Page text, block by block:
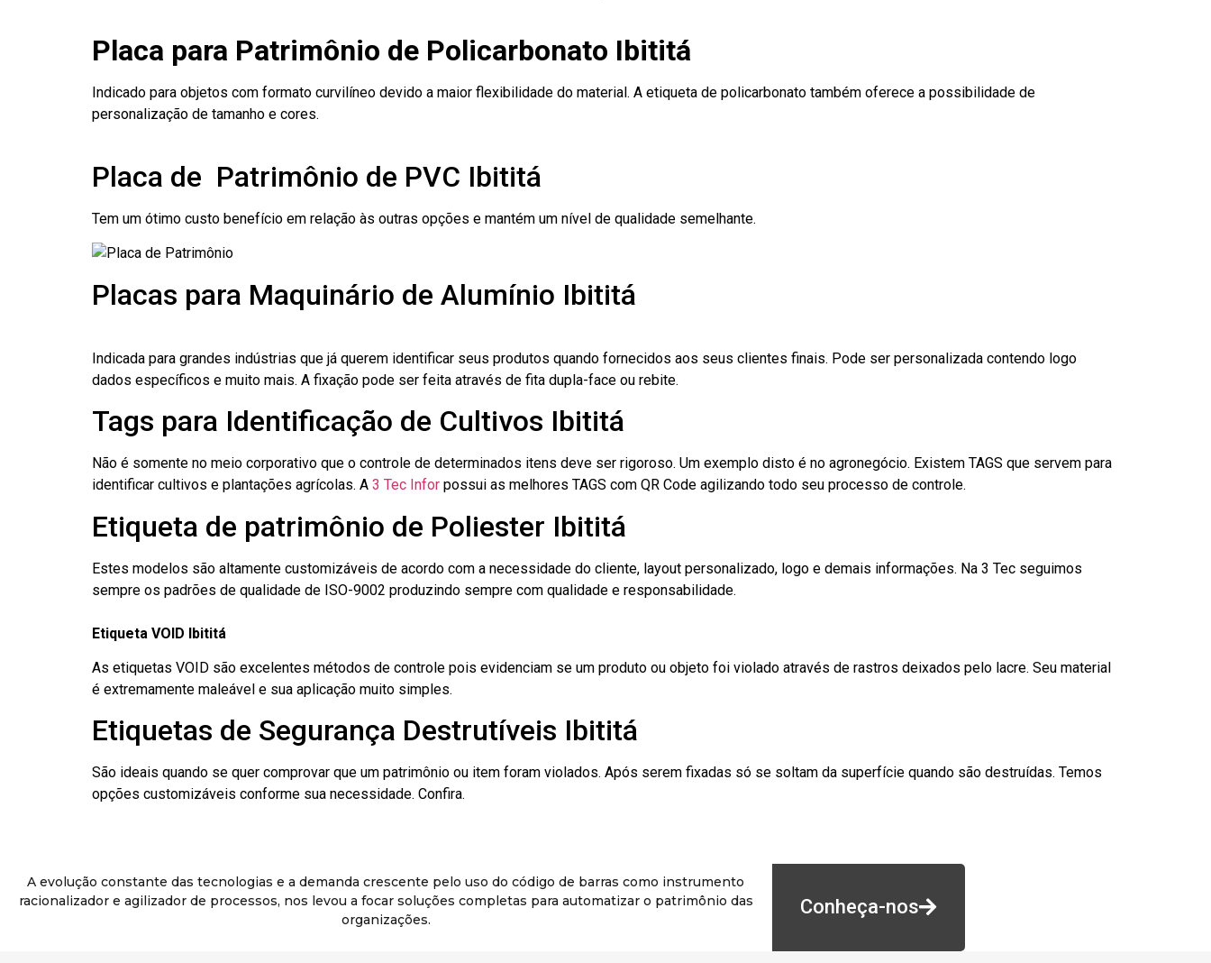
Placa para Patrimônio de Policarbonato Ibititá
Indicado para objetos com formato curvilíneo devido a maior flexibilidade do material. A etiqueta de policarbonato também oferece a possibilidade de
personalização de tamanho e cores.
Placa de Patrimônio de PVC Ibititá
Tem um ótimo custo benefício em relação às outras opções e mantém um nível de qualidade semelhante.
Placas para Maquinário de Alumínio Ibititá
Indicada para grandes indústrias que já querem identificar seus produtos quando fornecidos aos seus clientes finais. Pode ser personalizada contendo logo
dados específicos e muito mais. A fixação pode ser feita através de fita dupla-face ou rebite.
Tags para Identificação de Cultivos Ibititá
Não é somente no meio corporativo que o controle de determinados itens deve ser rigoroso. Um exemplo disto é no agronegócio. Existem TAGS que servem para
identificar cultivos e plantações agrícolas. A 3 Tec Infor possui as melhores TAGS com QR Code agilizando todo seu processo de controle.
Etiqueta de patrimônio de Poliester Ibititá
Estes modelos são altamente customizáveis de acordo com a necessidade do cliente, layout personalizado, logo e demais informações. Na 3 Tec seguimos
sempre os padrões de qualidade de ISO-9002 produzindo sempre com qualidade e responsabilidade.
Etiqueta VOID Ibititá
As etiquetas VOID são excelentes métodos de controle pois evidenciam se um produto ou objeto foi violado através de rastros deixados pelo lacre. Seu material
é extremamente maleável e sua aplicação muito simples.
Etiquetas de Segurança Destrutíveis Ibititá
São ideais quando se quer comprovar que um patrimônio ou item foram violados. Após serem fixadas só se soltam da superfície quando são destruídas. Temos
opções customizáveis conforme sua necessidade. Confira.
A evolução constante das tecnologias e a demanda crescente pelo uso do código de barras como instrumento
racionalizador e agilizador de processos, nos levou a focar soluções completas para automatizar o patrimônio das
organizações.
Conheça-nos